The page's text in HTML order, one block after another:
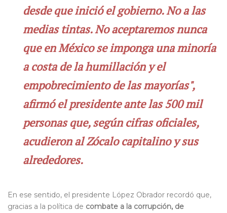
desde que inició el gobierno. No a las
medias tintas. No aceptaremos nunca
que en México se imponga una minoría
a costa de la humillación y el
empobrecimiento de las mayorías",
afirmó el presidente ante las 500 mil
personas que, según cifras oficiales,
acudieron al Zócalo capitalino y sus
alrededores.
En ese sentido, el presidente López Obrador recordó que,
gracias a la política de combate a la corrupción, de